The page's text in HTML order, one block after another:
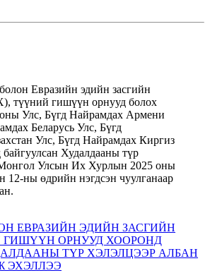
ЕВРАЗИЙН ЭДИЙН ЗАСГИЙН
ГИШҮҮН ОРНУУД ХООРОНД
ТҮР ХЭЛЭЛЦЭЭР АЛБАН
ЭХЭЛЛЭЭ